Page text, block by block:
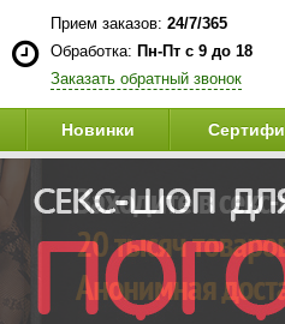
Прием заказов: 24/7/365
Обработка: Пн-Пт с 9 до 18
Заказать обратный звонок
Новинки